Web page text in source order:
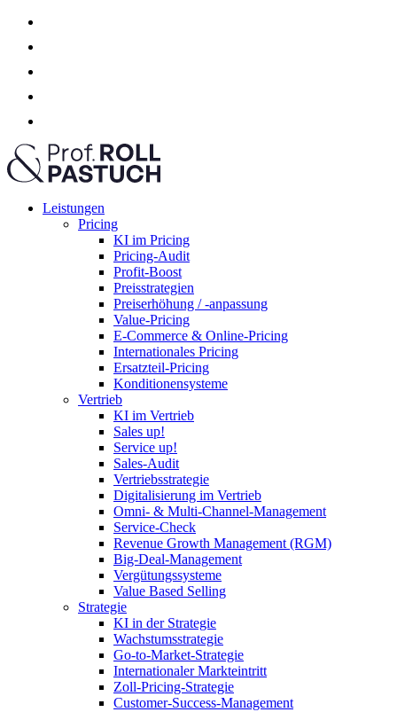
Leistungen
Pricing
KI im Pricing
Pricing-Audit
Profit-Boost
Preisstrategien
Preiserhöhung / -anpassung
Value-Pricing
E-Commerce & Online-Pricing
Internationales Pricing
Ersatzteil-Pricing
Konditionensysteme
Vertrieb
KI im Vertrieb
Sales up!
Service up!
Sales-Audit
Vertriebsstrategie
Digitalisierung im Vertrieb
Omni- & Multi-Channel-Management
Service-Check
Revenue Growth Management (RGM)
Big-Deal-Management
Vergütungssysteme
Value Based Selling
Strategie
KI in der Strategie
Wachstumsstrategie
Go-to-Market-Strategie
Internationaler Markteintritt
Zoll-Pricing-Strategie
Customer-Success-Management